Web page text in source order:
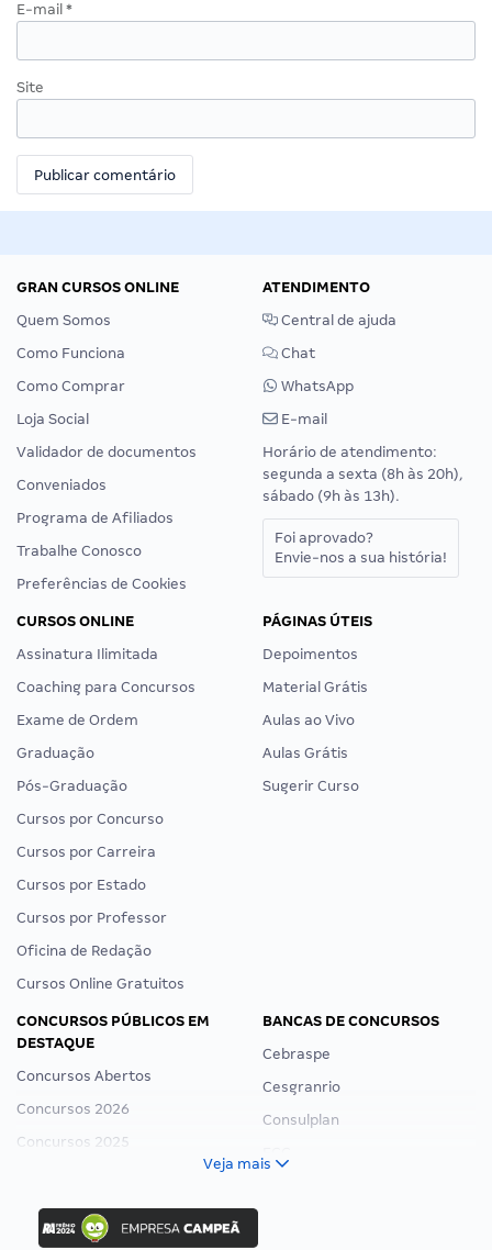
E-mail *
Site
GRAN CURSOS ONLINE
Quem Somos
Como Funciona
Como Comprar
Loja Social
Validador de documentos
Conveniados
Programa de Afiliados
Trabalhe Conosco
Preferências de Cookies
ATENDIMENTO
Central de ajuda
Chat
WhatsApp
E-mail
Horário de atendimento:
segunda a sexta (8h às 20h),
sábado (9h às 13h).
Foi aprovado?
Envie-nos a sua história!
CURSOS ONLINE
Assinatura Ilimitada
Coaching para Concursos
Exame de Ordem
Graduação
Pós-Graduação
Cursos por Concurso
Cursos por Carreira
Cursos por Estado
Cursos por Professor
Oficina de Redação
Cursos Online Gratuitos
PÁGINAS ÚTEIS
Depoimentos
Material Grátis
Aulas ao Vivo
Aulas Grátis
Sugerir Curso
CONCURSOS PÚBLICOS EM
DESTAQUE
Concursos Abertos
Concursos 2026
Concursos 2025
Concurso Ibama
Concurso MPU
BANCAS DE CONCURSOS
Cebraspe
Cesgranrio
Consulplan
Veja mais